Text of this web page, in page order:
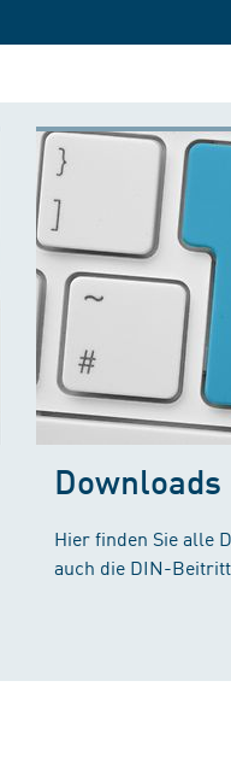
Downloads
Hier finden Sie alle
auch die DIN-